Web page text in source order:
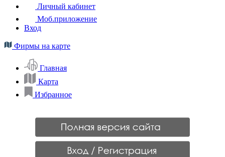
Личный кабинет
Моб.приложение
Вход
Фирмы на карте
Главная
Карта
Избранное